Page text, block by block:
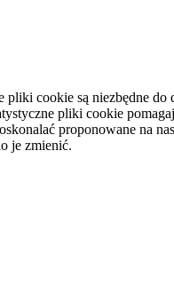
cookie są niezbędne
pliki cookie
proponowane na
je zmienić.